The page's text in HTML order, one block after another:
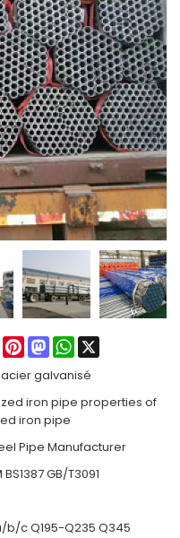
Facebook
PinterestMastodonWhatsApp
galvanisé
iron pipe properties of
iron pipe
Pipe Manufacturer
BS1387 GB/T3091
b/c Q195-Q235 Q345